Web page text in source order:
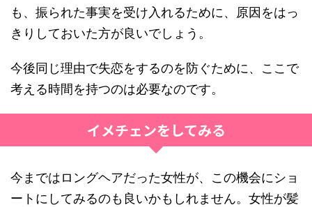
も、振られた事実を受け入れるために、原因をはっ
きりしておいた方が良いでしょう。
今後同じ理由で失恋をするのを防ぐために、ここで
考える時間を持つのは必要なのです。
イメチェンをしてみる
今まではロングヘアだった女性が、この機会にショ
ートにしてみるのも良いかもしれません。女性が髪